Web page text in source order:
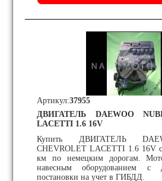
ДВИГАТЕЛЬ DAEWOO
LACETTI 1.6 16V
Купить ДВИГАТЕЛЬ
CHEVROLET LACETTI 1.6 16V
км по немецким дорогам.
навесным оборудованием с
постановки на учет в ГИБДД.
Артикул:37955